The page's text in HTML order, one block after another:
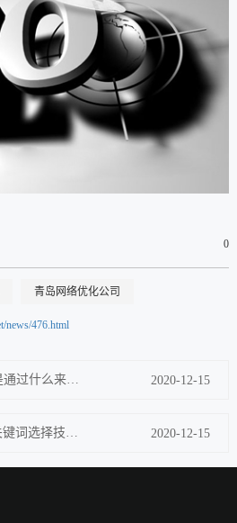
0
青岛网络优化公司
news/476.html
关键词百度排名是通过什么来计算的 2020-12-15
网站SEO优化之关键词选择技巧和方法 2020-12-15